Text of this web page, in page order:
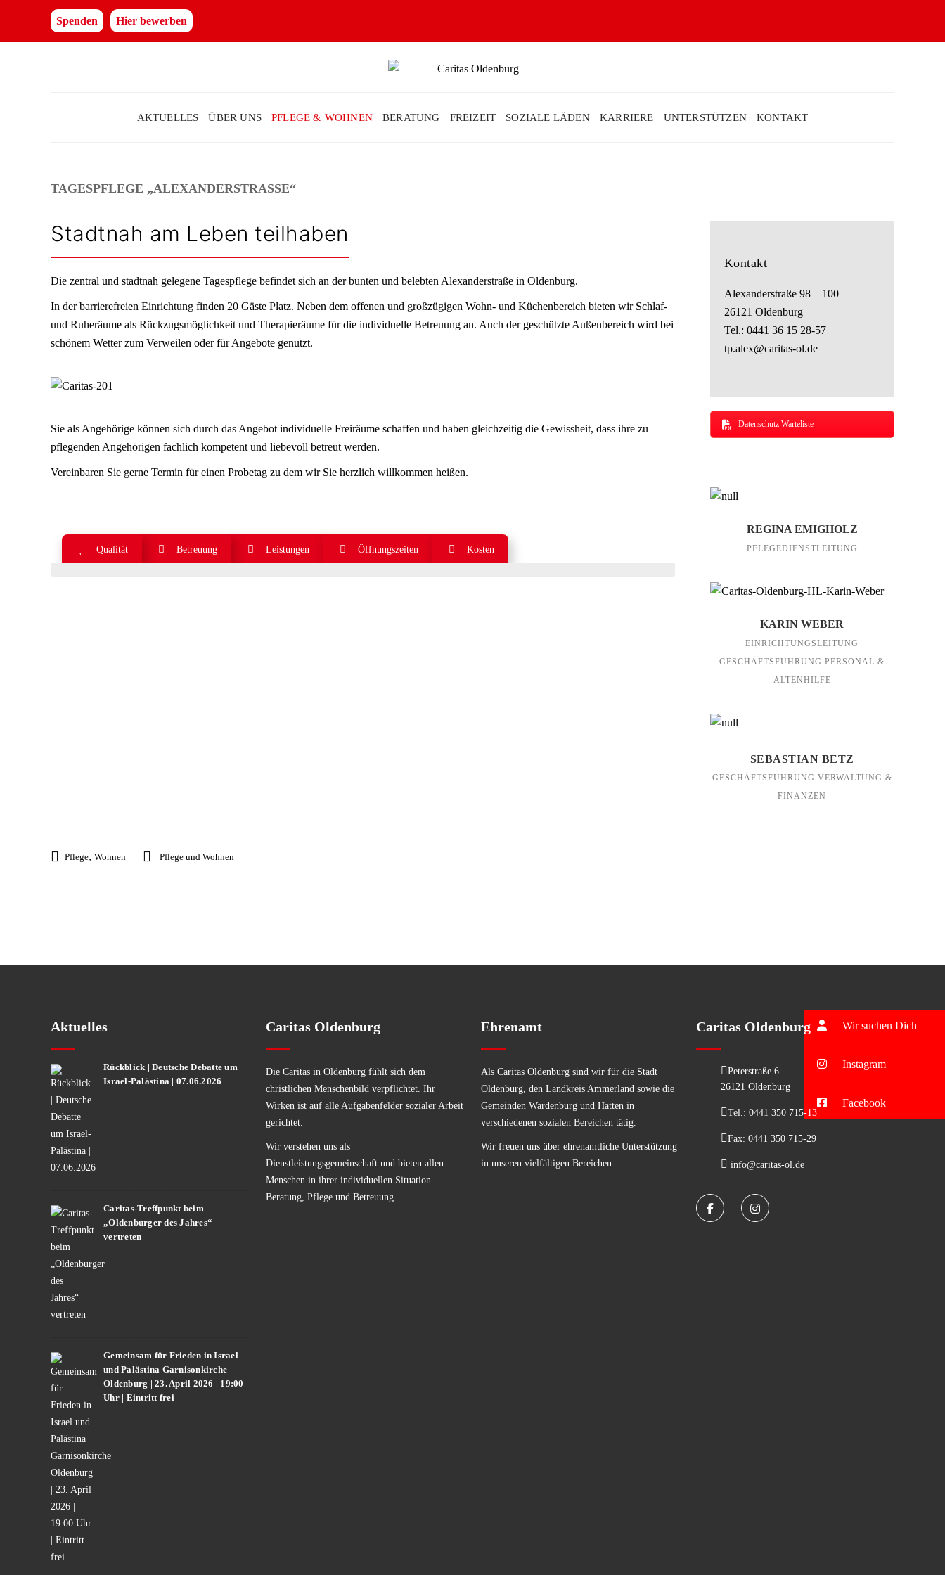
Spenden Hier bewerben
AKTUELLES ÜBER UNS PFLEGE & WOHNEN BERATUNG FREIZEIT SOZIALE LÄDEN KARRIERE UNTERSTÜTZEN KONTAKT
TAGESPFLEGE „ALEXANDERSTRASSE“
Stadtnah am Leben teilhaben
Die zentral und stadtnah gelegene Tagespflege befindet sich an der bunten und belebten Alexanderstraße in Oldenburg.
In der barrierefreien Einrichtung finden 20 Gäste Platz. Neben dem offenen und großzügigen Wohn- und Küchenbereich bieten wir Schlaf-
und Ruheräume als Rückzugsmöglichkeit und Therapieräume für die individuelle Betreuung an. Auch der geschützte Außenbereich wird bei
schönem Wetter zum Verweilen oder für Angebote genutzt.
Sie als Angehörige können sich durch das Angebot individuelle Freiräume schaffen und haben gleichzeitig die Gewissheit, dass ihre zu
pflegenden Angehörigen fachlich kompetent und liebevoll betreut werden.
Vereinbaren Sie gerne Termin für einen Probetag zu dem wir Sie herzlich willkommen heißen.
Qualität Betreuung Leistungen Öffnungszeiten Kosten
Kontakt
Alexanderstraße 98 – 100
26121 Oldenburg
Tel.: 0441 36 15 28-57
tp.alex@caritas-ol.de
Datenschutz Warteliste
REGINA EMIGHOLZ
PFLEGEDIENSTLEITUNG
KARIN WEBER
EINRICHTUNGSLEITUNG
GESCHÄFTSFÜHRUNG PERSONAL &
ALTENHILFE
SEBASTIAN BETZ
GESCHÄFTSFÜHRUNG VERWALTUNG &
FINANZEN
Pflege, Wohnen Pflege und Wohnen
Aktuelles
Rückblick | Deutsche Debatte um
Israel-Palästina | 07.06.2026
Caritas-Treffpunkt beim
„Oldenburger des Jahres“
vertreten
Gemeinsam für Frieden in Israel
und Palästina Garnisonkirche
Oldenburg | 23. April 2026 | 19:00
Uhr | Eintritt frei
Caritas Oldenburg
Die Caritas in Oldenburg fühlt sich dem
christlichen Menschenbild verpflichtet. Ihr
Wirken ist auf alle Aufgabenfelder sozialer Arbeit
gerichtet.
Wir verstehen uns als
Dienstleistungsgemeinschaft und bieten allen
Menschen in ihrer individuellen Situation
Beratung, Pflege und Betreuung.
Ehrenamt
Als Caritas Oldenburg sind wir für die Stadt
Oldenburg, den Landkreis Ammerland sowie die
Gemeinden Wardenburg und Hatten in
verschiedenen sozialen Bereichen tätig.
Wir freuen uns über ehrenamtliche Unterstützung
in unseren vielfältigen Bereichen.
Caritas Oldenburg
Peterstraße 6
26121 Oldenburg
Tel.: 0441 350 715-13
Fax: 0441 350 715-29
info@caritas-ol.de
Wir suchen Dich
Instagram
Facebook